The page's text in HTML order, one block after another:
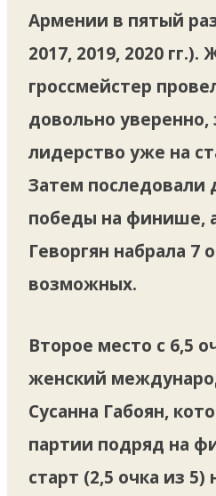
Армении в пятый
2017, 2019, 2020 гг.).
гроссмейстер
довольно уверенно,
лидерство уже на
Затем последовали
победы на финише,
Геворгян набрала 7
возможных.
Второе место с 6,5
женский
Сусанна Габоян,
партии подряд на
старт (2,5 очка из